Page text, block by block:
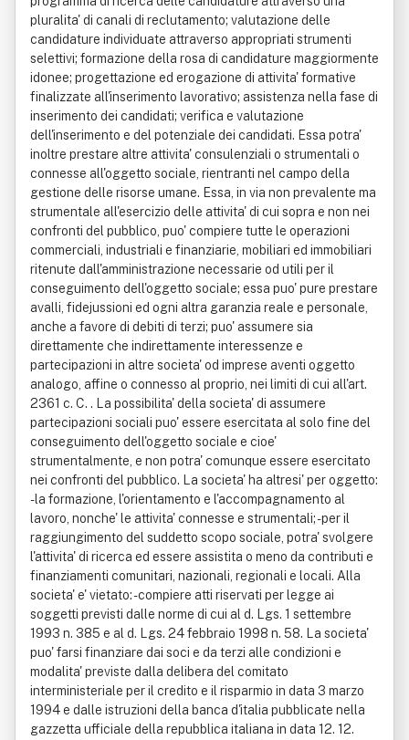
pluralita' di canali di reclutamento; valutazione delle
candidature individuate attraverso appropriati strumenti
selettivi; formazione della rosa di candidature maggiormente
idonee; progettazione ed erogazione di attivita' formative
finalizzate all'inserimento lavorativo; assistenza nella fase di
inserimento dei candidati; verifica e valutazione
dell'inserimento e del potenziale dei candidati. Essa potra'
inoltre prestare altre attivita' consulenziali o strumentali o
connesse all'oggetto sociale, rientranti nel campo della
gestione delle risorse umane. Essa, in via non prevalente ma
strumentale all'esercizio delle attivita' di cui sopra e non nei
confronti del pubblico, puo' compiere tutte le operazioni
commerciali, industriali e finanziarie, mobiliari ed immobiliari
ritenute dall'amministrazione necessarie od utili per il
conseguimento dell'oggetto sociale; essa puo' pure prestare
avalli, fidejussioni ed ogni altra garanzia reale e personale,
anche a favore di debiti di terzi; puo' assumere sia
direttamente che indirettamente interessenze e
partecipazioni in altre societa' od imprese aventi oggetto
analogo, affine o connesso al proprio, nei limiti di cui all'art.
2361 c. C. . La possibilita' della societa' di assumere
partecipazioni sociali puo' essere esercitata al solo fine del
conseguimento dell'oggetto sociale e cioe'
strumentalmente, e non potra' comunque essere esercitato
nei confronti del pubblico. La societa' ha altresi' per oggetto:
- la formazione, l'orientamento e l'accompagnamento al
lavoro, nonche' le attivita' connesse e strumentali; - per il
raggiungimento del suddetto scopo sociale, potra' svolgere
l'attivita' di ricerca ed essere assistita o meno da contributi e
finanziamenti comunitari, nazionali, regionali e locali. Alla
societa' e' vietato: - compiere atti riservati per legge ai
soggetti previsti dalle norme di cui al d. Lgs. 1 settembre
1993 n. 385 e al d. Lgs. 24 febbraio 1998 n. 58. La societa'
puo' farsi finanziare dai soci e da terzi alle condizioni e
modalita' previste dalla delibera del comitato
interministeriale per il credito e il risparmio in data 3 marzo
1994 e dalle istruzioni della banca d'italia pubblicate nella
gazzetta ufficiale della repubblica italiana in data 12. 12.